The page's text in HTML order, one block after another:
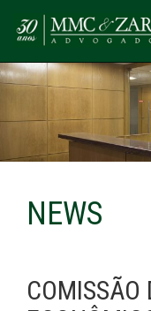
NEWS
COMISSÃO